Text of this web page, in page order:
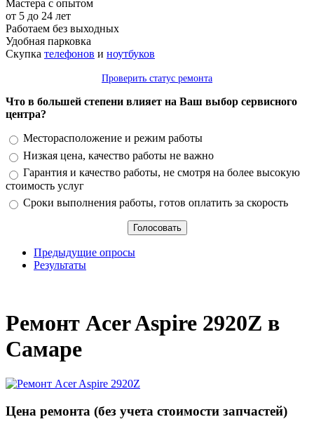
Мастера с опытом
от 5 до 24 лет
Работаем без выходных
Удобная парковка
Скупка телефонов и ноутбуков
Проверить статус ремонта
Что в большей степени влияет на Ваш выбор сервисного
центра?
Варианты
Месторасположение и режим работы
Низкая цена, качество работы не важно
Гарантия и качество работы, не смотря на более высокую
стоимость услуг
Сроки выполнения работы, готов оплатить за скорость
Предыдущие опросы
Результаты
Ремонт Acer Aspire 2920Z в
Самаре
Цена ремонта (без учета стоимости запчастей)